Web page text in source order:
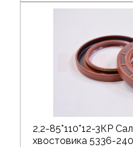
2,2-85*110*12-3КР
хвостовика 5336-